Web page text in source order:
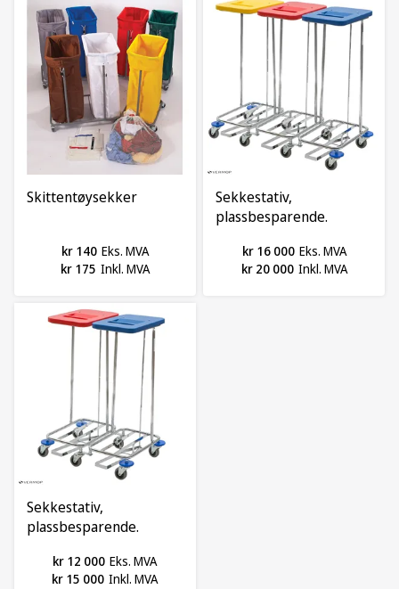
Skittentøysekker
kr 140 Eks. MVA
kr 175 Inkl. MVA
Sekkestativ,
plassbesparende.
pedalkr 16 000 Eks. MVA
kr 20 000 Inkl. MVA
Sekkestativ,
plassbesparende.
pedalkr 12 000 Eks. MVA
kr 15 000 Inkl. MVA